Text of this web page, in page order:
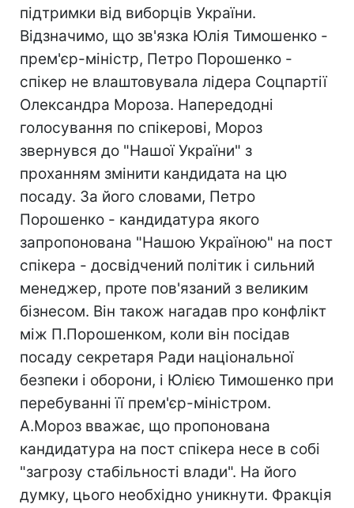
підтримки від виборців України.
Відзначимо, що зв'язка Юлія Тимошенко -
прем'єр-міністр, Петро Порошенко -
спікер не влаштовувала лідера Соцпартії
Олександра Мороза. Напередодні
голосування по спікерові, Мороз
звернувся до "Нашої України" з
проханням змінити кандидата на цю
посаду. За його словами, Петро
Порошенко - кандидатура якого
запропонована "Нашою Україною" на пост
спікера - досвідчений політик і сильний
менеджер, проте пов'язаний з великим
бізнесом. Він також нагадав про конфлікт
між П.Порошенком, коли він посідав
посаду секретаря Ради національної
безпеки і оборони, і Юлією Тимошенко при
перебуванні її прем'єр-міністром.
А.Мороз вважає, що пропонована
кандидатура на пост спікера несе в собі
"загрозу стабільності влади". На його
думку, цього необхідно уникнути. Фракція